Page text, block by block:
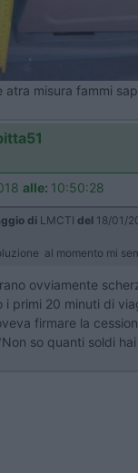
atra misura fammi
alle: 10:50:28
di LMCTI del 18/01/
al momento mi
ovviamente
i primi 20 minuti di
firmare la
so quanti soldi